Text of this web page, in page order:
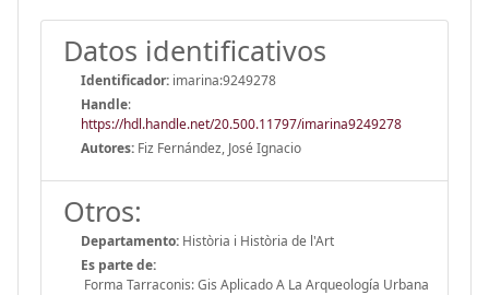
Datos identificativos
Identificador: imarina:9249278
Handle:
https://hdl.handle.net/20.500.11797/imarina9249278
Autores: Fiz Fernández, José Ignacio
Otros:
Departamento: Història i Història de l'Art
Es parte de:
Forma Tarraconis: Gis Aplicado A La Arqueología Urbana